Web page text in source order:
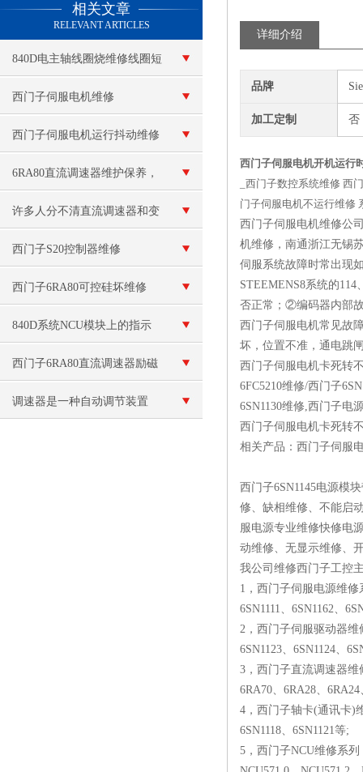
相关文章
RELEVANT ARTICLES
840D电主轴线圈烧维修线圈短
路
西门子伺服电机维修
西门子伺服电机运行抖动维修
6RA80直流调速器维护保养，
常见故障排查模块更换定期校
准维护方法
许多人分不清直流调速器和变
频器的区别
西门子S20控制器维修
西门子6RA80可控硅坏维修
840D系统NCU模块上的指示
灯不亮 NCU不能启动
西门子6RA80直流调速器励磁
故障维修 故障代码：F60105
调速器是一种自动调节装置
详细介绍
品牌
加工定制 否
西门子伺服电机开机运行
_西门子数控系统维修 西
门子伺服电机不运行维修
西门子伺服电机维修公
机维修，南通浙江无锡
伺服系统故障时常出现
STEEMENS8系统的
否正常；②编码器内部
西门子伺服电机常见故
坏，位置不准，通电跳
西门子伺服电机卡死转
6FC5210维修/西门子
6SN1130维修,西门子电
西门子伺服电机卡死转
相关产品：西门子伺服
西门子6SN1145电源模
修、缺相维修、不能启
服电源专业维修快修电
动维修、无显示维修、
我公司维修西门子工控
1，西门子伺服电源维修
6SN1111、6SN1162、
2，西门子伺服驱动器维
6SN1123、6SN1124、
3，西门子直流调速器维
6RA70、6RA28、
4，西门子轴卡(通讯卡)
6SN1118、6SN1121等;
5，西门子NCU维修系列